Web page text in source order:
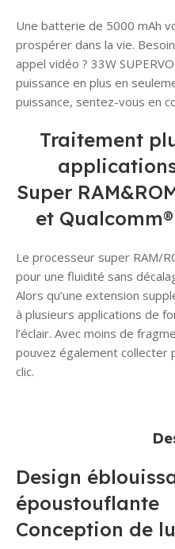
Une batterie de 5000 mAh
prospérer dans la vie.
appel vidéo ? 33W
puissance en plus en
puissance, sentez-vous en
Traitement
Super
et
Le processeur super RAM/
pour une fluidité sans
Alors qu’une extension
à plusieurs applications de
l’éclair. Avec moins de
pouvez également collecter
clic.
Design
époustouflante
Conception de